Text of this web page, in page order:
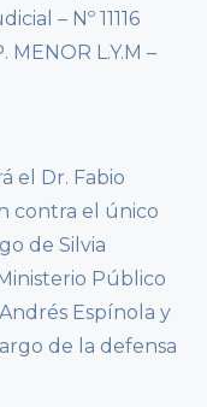
– Nº 11116
MENOR L.Y.M –
el Dr. Fabio
contra el único
de Silvia
Público
Espínola y
de la defensa